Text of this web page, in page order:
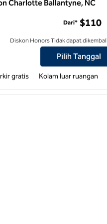
Charlotte Ballantyne, NC
Suites by Hilton Charlotte
Dari* $110
Diskon Honors Tidak dapat
Pilih Tanggal
gratis Kolam luar ruangan